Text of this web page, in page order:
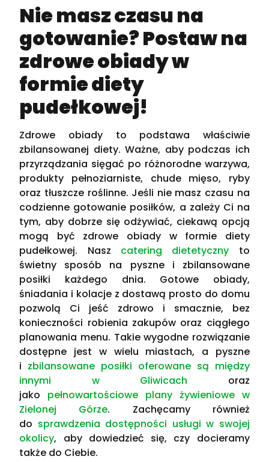
Nie masz czasu na
gotowanie? Postaw na
zdrowe obiady w
formie diety
pudełkowej!
Zdrowe obiady to podstawa właściwie
zbilansowanej diety. Ważne, aby podczas ich
przyrządzania sięgać po różnorodne warzywa,
produkty pełnoziarniste, chude mięso, ryby
oraz tłuszcze roślinne. Jeśli nie masz czasu na
codzienne gotowanie posiłków, a zależy Ci na
tym, aby dobrze się odżywiać, ciekawą opcją
mogą być zdrowe obiady w formie diety
pudełkowej. Nasz catering dietetyczny to
świetny sposób na pyszne i zbilansowane
posiłki każdego dnia. Gotowe obiady,
śniadania i kolacje z dostawą prosto do domu
pozwolą Ci jeść zdrowo i smacznie, bez
konieczności robienia zakupów oraz ciągłego
planowania menu. Takie wygodne rozwiązanie
dostępne jest w wielu miastach, a pyszne
i zbilansowane posiłki oferowane są między
innymi w Gliwicach oraz
jako pełnowartościowe plany żywieniowe w
Zielonej Górze. Zachęcamy również
do sprawdzenia dostępności usługi w swojej
okolicy, aby dowiedzieć się, czy docieramy
także do Ciebie.